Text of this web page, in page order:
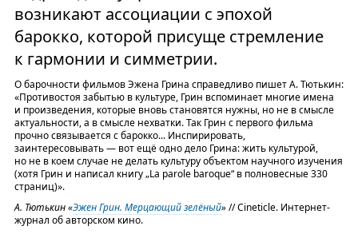
возникают ассоциации с эпохой
барокко, которой присуще стремление
к гармонии и симметрии.
О барочности фильмов Эжена Грина справедливо пишет А. Тютькин:
«Противостоя забытью в культуре, Грин вспоминает многие имена
и произведения, которые вновь становятся нужны, но не в смысле
актуальности, а в смысле нехватки. Так Грин с первого фильма
прочно связывается с барокко... Инспирировать,
заинтересовывать — вот ещё одно дело Грина: жить культурой,
но не в коем случае не делать культуру объектом научного изучения
(хотя Грин и написал книгу „La parole baroque“ в полновесные 330
страниц)».
А. Тютькин «Эжен Грин. Мерцающий зелёный» // Cineticle. Интернет-
журнал об авторском кино.